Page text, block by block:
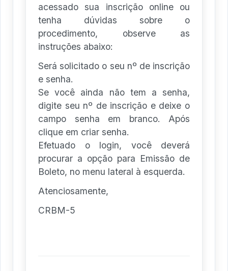
acessado sua inscrição online ou
tenha dúvidas sobre o
procedimento, observe as
instruções abaixo:
Será solicitado o seu nº de inscrição
e senha.
Se você ainda não tem a senha,
digite seu nº de inscrição e deixe o
campo senha em branco. Após
clique em criar senha.
Efetuado o login, você deverá
procurar a opção para Emissão de
Boleto, no menu lateral à esquerda.
Atenciosamente,
CRBM-5